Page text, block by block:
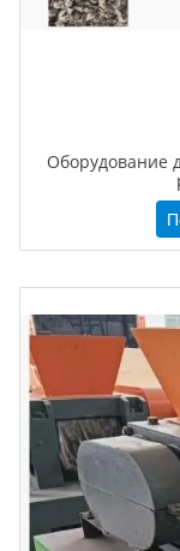
Оборудование